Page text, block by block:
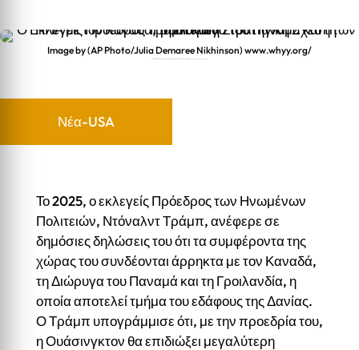
Image by (AP Photo/Julia Demaree Nikhinson) www.whyy.org/
Νέα-USA
Το 2025, ο εκλεγείς Πρόεδρος των Ηνωμένων
Πολιτειών, Ντόναλντ Τράμπ, ανέφερε σε
δημόσιες δηλώσεις του ότι τα συμφέροντα της
χώρας του συνδέονται άρρηκτα με τον Καναδά,
τη Διώρυγα του Παναμά και τη Γροιλανδία, η
οποία αποτελεί τμήμα του εδάφους της Δανίας.
Ο Τράμπ υπογράμμισε ότι, με την προεδρία του,
η Ουάσινγκτον θα επιδιώξει μεγαλύτερη